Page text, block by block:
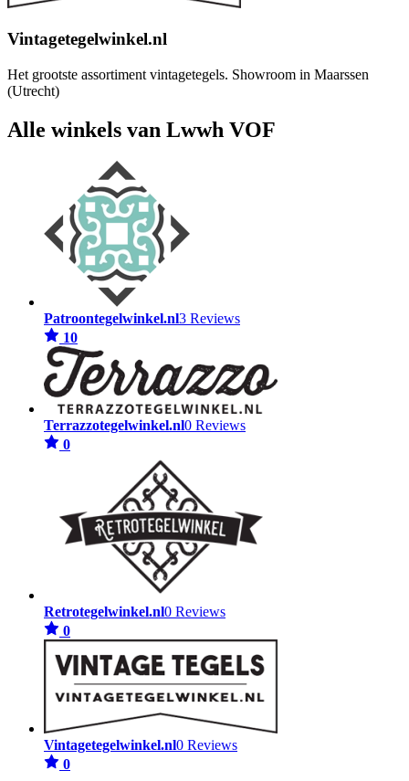
Vintagetegelwinkel.nl
Het grootste assortiment vintagetegels. Showroom in Maarssen
(Utrecht)
Alle winkels van Lwwh VOF
Patroontegelwinkel.nl3 Reviews
10
Terrazzotegelwinkel.nl0 Reviews
0
Retrotegelwinkel.nl0 Reviews
0
Vintagetegelwinkel.nl0 Reviews
0